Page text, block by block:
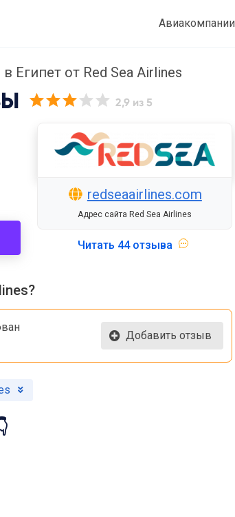
Авиакомпании
Египет от Red Sea Airlines
2,9 из 5
redseaairlines.com
Адрес сайта Red Sea Airlines
Читать 44 отзыва
Добавить отзыв